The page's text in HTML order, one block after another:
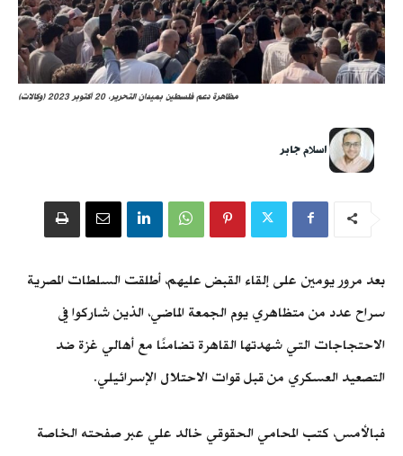
مظاهرة دعم فلسطين بميدان التحرير، 20 أكتوبر 2023 (وكالات)
اسلام جابر
بعد مرور يومين على إلقاء القبض عليهم، أطلقت السلطات المصرية
سراح عدد من متظاهري يوم الجمعة الماضي، الذين شاركوا في
الاحتجاجات التي شهدتها القاهرة تضامنًا مع أهالي غزة ضد
التصعيد العسكري من قبل قوات الاحتلال الإسرائيلي.
فبالأمس، كتب المحامي الحقوقي خالد علي عبر صفحته الخاصة